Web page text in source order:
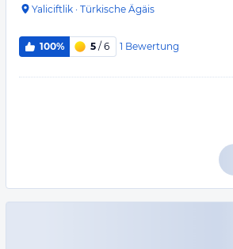
Yaliciftlik · Türkische Ägäis
100% 5 / 6 1 Bewertung